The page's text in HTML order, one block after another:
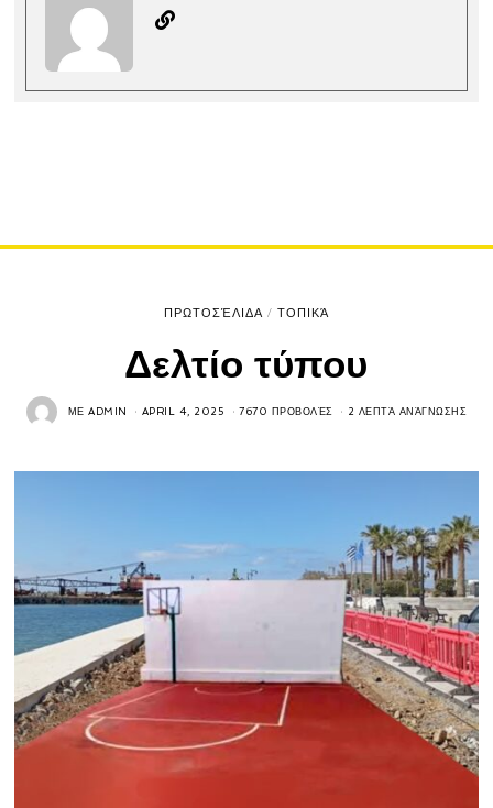
ΠΡΩΤΟΣΈΛΙΔΑ / ΤΟΠΙΚΆ
Δελτίο τύπου
ΜΕADMIN APRIL 4, 2025 7670 ΠΡΟΒΟΛΈΣ 2 ΛΕΠΤΆ ΑΝΆΓΝΩΣΗΣ